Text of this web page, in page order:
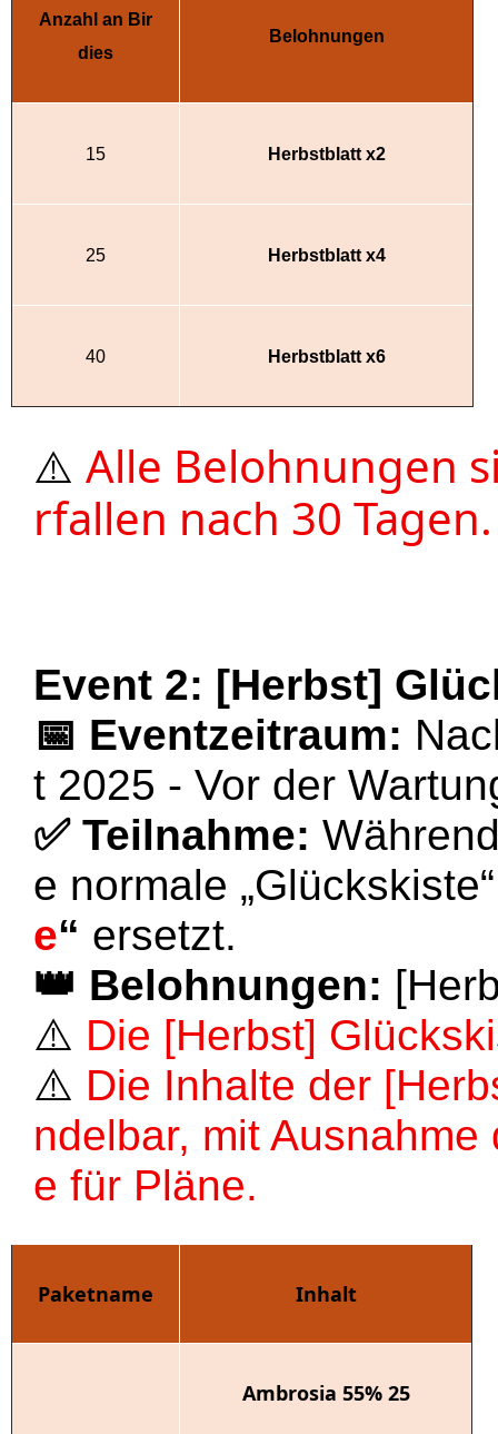
Anzahl an Bir
dies
Belohnungen
15 Herbstblatt x2
25 Herbstblatt x4
40 Herbstblatt x6
⚠️ Alle Belohnungen
rfallen nach 30 Tagen.
Event 2: [Herbst]
📅 Eventzeitraum:
t 2025 - Vor der
✅ Teilnahme:
e normale
e“ ersetzt.
👑 Belohnungen:
⚠️ Die [Herbst]
⚠️ Die Inhalte der
ndelbar, mit
e für Pläne.
Paketname Inhalt
Ambrosia 55% 25